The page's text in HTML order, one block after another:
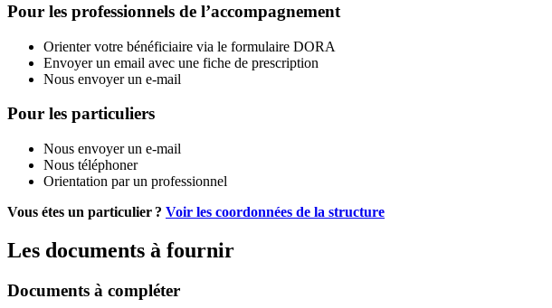
Pour les professionnels de l’accompagnement
Orienter votre bénéficiaire via le formulaire DORA
Envoyer un email avec une fiche de prescription
Nous envoyer un e-mail
Pour les particuliers
Nous envoyer un e-mail
Nous téléphoner
Orientation par un professionnel
Vous étes un particulier ? Voir les coordonnées de la structure
Les documents à fournir
Documents à compléter